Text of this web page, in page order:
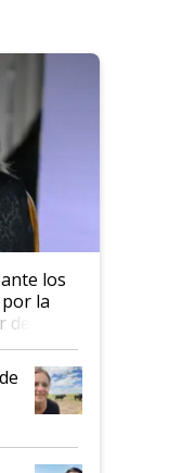
los
la
de
un